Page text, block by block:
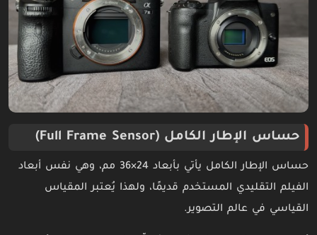
حساس الإطار الكامل (Full Frame Sensor)
حساس الإطار الكامل يأتي بأبعاد 24×36 مم، وهي نفس أبعاد
الفيلم التقليدي المستخدم قديمًا، ولهذا يُعتبر المقياس
القياسي في عالم التصوير.